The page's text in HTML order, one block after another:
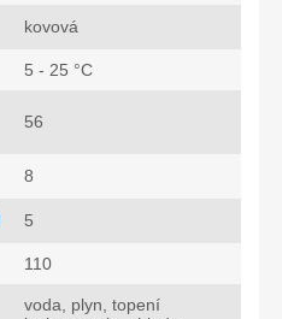
kovová
5 - 25 °C
56
8
5
110
voda, plyn, topení